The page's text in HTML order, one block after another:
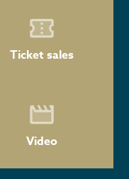
Ticket sales
Video